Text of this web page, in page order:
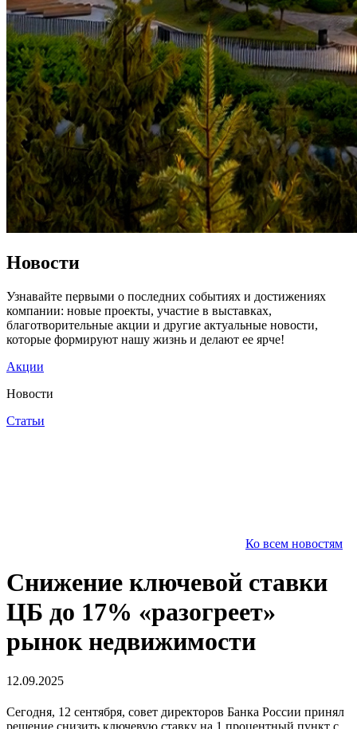
Новости
Узнавайте первыми о последних событиях и достижениях
компании: новые проекты, участие в выставках,
благотворительные акции и другие актуальные новости,
которые формируют нашу жизнь и делают ее ярче!
Акции
Новости
Статьи
Ко всем новостям
Снижение ключевой ставки
ЦБ до 17% «разогреет»
рынок недвижимости
12.09.2025
Сегодня, 12 сентября, совет директоров Банка России принял